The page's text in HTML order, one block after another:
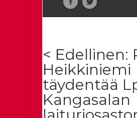
< Edellinen:
Heikkiniemi
täydentää
Kangasalan